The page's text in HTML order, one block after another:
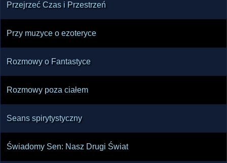
Przejrzeć Czas i Przestrzeń
Przy muzyce o ezoteryce
Rozmowy o Fantastyce
Rozmowy poza ciałem
Seans spirytystyczny
Świadomy Sen: Nasz Drugi Świat